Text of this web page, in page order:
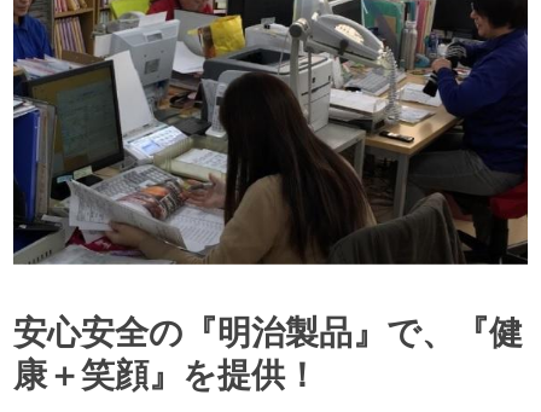
安心安全の『明治製品』で、『健
康＋笑顔』を提供！